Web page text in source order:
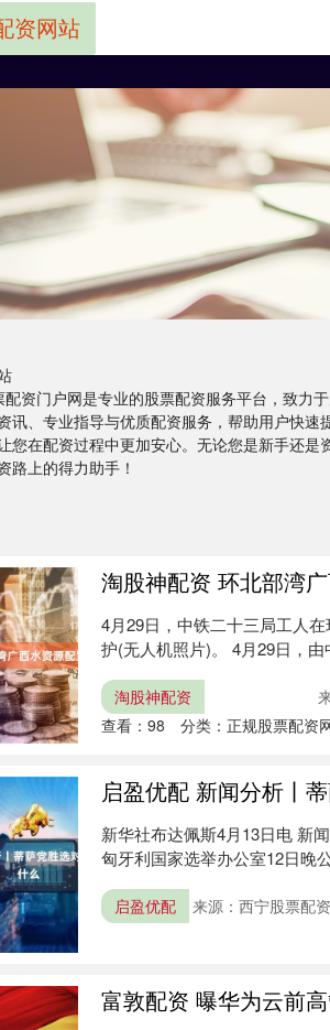
资门户网是专业的股票配资服务平台，致力
讯、专业指导与优质配资服务，帮助用户快
您在配资过程中更加安心。无论您是新手还
路上的得力助手！
资网站
淘股神配资 环北部湾
4月29日，中铁二十三局工人
护(无人机照片)。 4月29日，
淘股神配资
查看： 98 分类： 正规股票配资
启盈优配 新闻分析丨
新华社布达佩斯4月13日电 新
匈牙利国家选举办公室12日晚
启盈优配 来源：西宁股票配
富敦配资 曝华为云前